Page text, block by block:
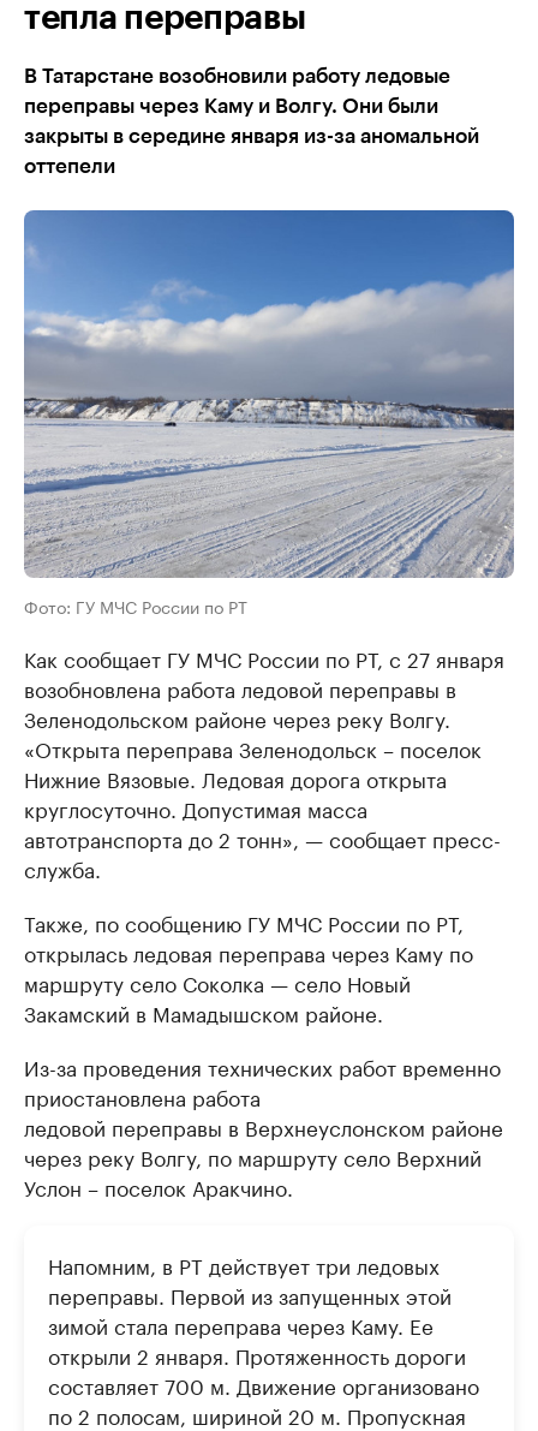
тепла переправы
В Татарстане возобновили работу ледовые
переправы через Каму и Волгу. Они были
закрыты в середине января из-за аномальной
оттепели
Фото: ГУ МЧС России по РТ
Как сообщает ГУ МЧС России по РТ, с 27 января
возобновлена работа ледовой переправы в
Зеленодольском районе через реку Волгу.
«Открыта переправа Зеленодольск – поселок
Нижние Вязовые. Ледовая дорога открыта
круглосуточно. Допустимая масса
автотранспорта до 2 тонн», — сообщает пресс-
служба.
Также, по сообщению ГУ МЧС России по РТ,
открылась ледовая переправа через Каму по
маршруту село Соколка — село Новый
Закамский в Мамадышском районе.
Из-за проведения технических работ временно
приостановлена работа
ледовой переправы в Верхнеуслонском районе
через реку Волгу, по маршруту село Верхний
Услон – поселок Аракчино.
Напомним, в РТ действует три ледовых
переправы. Первой из запущенных этой
зимой стала переправа через Каму. Ее
открыли 2 января. Протяженность дороги
составляет 700 м. Движение организовано
по 2 полосам, шириной 20 м. Пропускная